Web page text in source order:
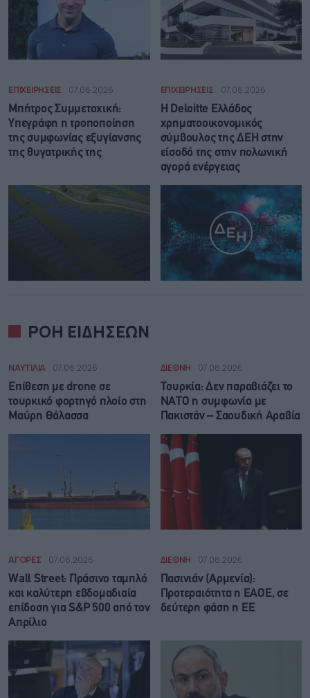
ΕΠΙΧΕΙΡΗΣΕΙΣ 07.08.2026
Μπήτρος Συμμετοχική:
Υπεγράφη η τροποποίηση
της συμφωνίας εξυγίανσης
της θυγατρικής της
ΕΠΙΧΕΙΡΗΣΕΙΣ 07.08.2026
Η Deloitte Ελλάδος
χρηματοοικονομικός
σύμβουλος της ΔΕΗ στην
είσοδό της στην πολωνική
αγορά ενέργειας
ΡΟΗ ΕΙΔΗΣΕΩΝ
ΝΑΥΤΙΛΙΑ 07.08.2026
Επίθεση με drone σε
τουρκικό φορτηγό πλοίο στη
Μαύρη Θάλασσα
ΔΙΕΘΝΗ 07.08.2026
Τουρκία: Δεν παραβιάζει το
ΝΑΤΟ η συμφωνία με
Πακιστάν – Σαουδική Αραβία
ΑΓΟΡΕΣ 07.08.2026
Wall Street: Πράσινο ταμπλό
και καλύτερη εβδομαδιαία
επίδοση για S&P 500 από τον
Απρίλιο
ΔΙΕΘΝΗ 07.08.2026
Πασινιάν (Αρμενία):
Προτεραιότητα η ΕΑΟΕ, σε
δεύτερη φάση η ΕΕ